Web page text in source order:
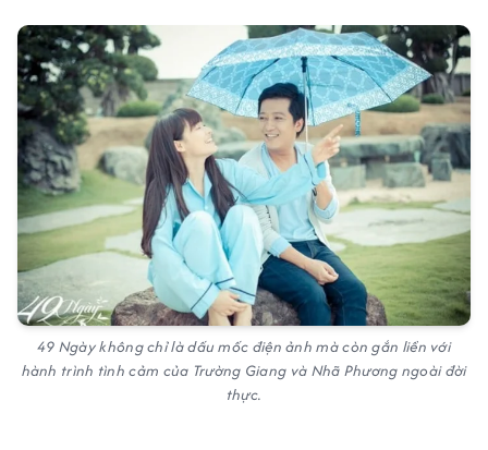
49 Ngày không chỉ là dấu mốc điện ảnh mà còn gắn liền với
hành trình tình cảm của Trường Giang và Nhã Phương ngoài đời
thực.